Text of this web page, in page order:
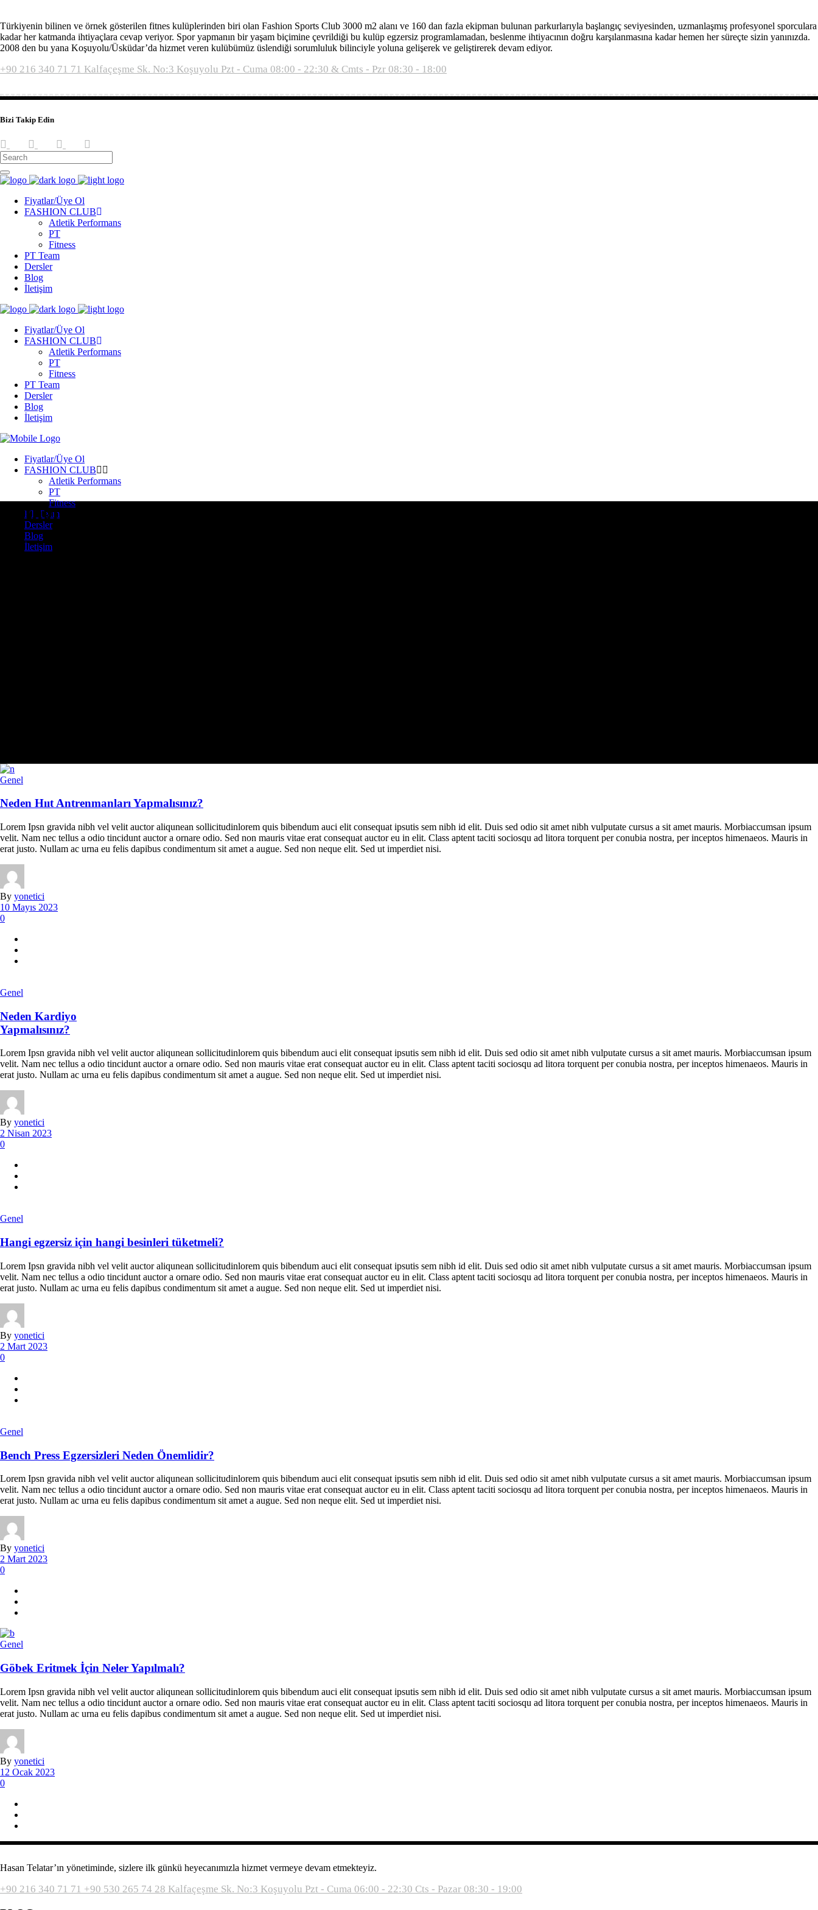
Türkiyenin bilinen ve örnek gösterilen fitnes kulüplerinden biri olan Fashion Sports Club 3000 m2 alanı ve 160 dan fazla ekipman bulunan parkurlarıyla başlangıç seviyesinden, uzmanlaşmış profesyonel sporculara
kadar her katmanda ihtiyaçlara cevap veriyor. Spor yapmanın bir yaşam biçimine çevrildiği bu kulüp egzersiz programlamadan, beslenme ihtiyacının doğru karşılanmasına kadar hemen her süreçte sizin yanınızda.
2008 den bu yana Koşuyolu/Üsküdar’da hizmet veren kulübümüz üslendiği sorumluluk bilinciyle yoluna gelişerek ve geliştirerek devam ediyor.
+90 216 340 71 71 Kalfaçeşme Sk. No:3 Koşuyolu Pzt - Cuma 08:00 - 22:30 & Cmts - Pzr 08:30 - 18:00
Bizi Takip Edin
Fiyatlar/Üye Ol
FASHION CLUB
Atletik Performans
PT
Fitness
PT Team
Dersler
Blog
İletişim
Fiyatlar/Üye Ol
FASHION CLUB
Atletik Performans
PT
Fitness
PT Team
Dersler
Blog
İletişim
Fiyatlar/Üye Ol
FASHION CLUB
Atletik Performans
PT
Fitness
PT Team
Dersler
Blog
İletişim
Author: yonetici
Genel
Neden Hııt Antrenmanları Yapmalısınız?
Lorem Ipsn gravida nibh vel velit auctor aliqunean sollicitudinlorem quis bibendum auci elit consequat ipsutis sem nibh id elit. Duis sed odio sit amet nibh vulputate cursus a sit amet mauris. Morbiaccumsan ipsum
velit. Nam nec tellus a odio tincidunt auctor a ornare odio. Sed non mauris vitae erat consequat auctor eu in elit. Class aptent taciti sociosqu ad litora torquent per conubia nostra, per inceptos himenaeos. Mauris in
erat justo. Nullam ac urna eu felis dapibus condimentum sit amet a augue. Sed non neque elit. Sed ut imperdiet nisi.
By yonetici
10 Mayıs 2023
0
Genel
Neden Kardiyo
Yapmalısınız?
Lorem Ipsn gravida nibh vel velit auctor aliqunean sollicitudinlorem quis bibendum auci elit consequat ipsutis sem nibh id elit. Duis sed odio sit amet nibh vulputate cursus a sit amet mauris. Morbiaccumsan ipsum
velit. Nam nec tellus a odio tincidunt auctor a ornare odio. Sed non mauris vitae erat consequat auctor eu in elit. Class aptent taciti sociosqu ad litora torquent per conubia nostra, per inceptos himenaeos. Mauris in
erat justo. Nullam ac urna eu felis dapibus condimentum sit amet a augue. Sed non neque elit. Sed ut imperdiet nisi.
By yonetici
2 Nisan 2023
0
Genel
Hangi egzersiz için hangi besinleri tüketmeli?
Lorem Ipsn gravida nibh vel velit auctor aliqunean sollicitudinlorem quis bibendum auci elit consequat ipsutis sem nibh id elit. Duis sed odio sit amet nibh vulputate cursus a sit amet mauris. Morbiaccumsan ipsum
velit. Nam nec tellus a odio tincidunt auctor a ornare odio. Sed non mauris vitae erat consequat auctor eu in elit. Class aptent taciti sociosqu ad litora torquent per conubia nostra, per inceptos himenaeos. Mauris in
erat justo. Nullam ac urna eu felis dapibus condimentum sit amet a augue. Sed non neque elit. Sed ut imperdiet nisi.
By yonetici
2 Mart 2023
0
Genel
Bench Press Egzersizleri Neden Önemlidir?
Lorem Ipsn gravida nibh vel velit auctor aliqunean sollicitudinlorem quis bibendum auci elit consequat ipsutis sem nibh id elit. Duis sed odio sit amet nibh vulputate cursus a sit amet mauris. Morbiaccumsan ipsum
velit. Nam nec tellus a odio tincidunt auctor a ornare odio. Sed non mauris vitae erat consequat auctor eu in elit. Class aptent taciti sociosqu ad litora torquent per conubia nostra, per inceptos himenaeos. Mauris in
erat justo. Nullam ac urna eu felis dapibus condimentum sit amet a augue. Sed non neque elit. Sed ut imperdiet nisi.
By yonetici
2 Mart 2023
0
Genel
Göbek Eritmek İçin Neler Yapılmalı?
Lorem Ipsn gravida nibh vel velit auctor aliqunean sollicitudinlorem quis bibendum auci elit consequat ipsutis sem nibh id elit. Duis sed odio sit amet nibh vulputate cursus a sit amet mauris. Morbiaccumsan ipsum
velit. Nam nec tellus a odio tincidunt auctor a ornare odio. Sed non mauris vitae erat consequat auctor eu in elit. Class aptent taciti sociosqu ad litora torquent per conubia nostra, per inceptos himenaeos. Mauris in
erat justo. Nullam ac urna eu felis dapibus condimentum sit amet a augue. Sed non neque elit. Sed ut imperdiet nisi.
By yonetici
12 Ocak 2023
0
Hasan Telatar’ın yönetiminde, sizlere ilk günkü heyecanımızla hizmet vermeye devam etmekteyiz.
+90 216 340 71 71 +90 530 265 74 28 Kalfaçeşme Sk. No:3 Koşuyolu Pzt - Cuma 06:00 - 22:30 Cts - Pazar 08:30 - 19:00